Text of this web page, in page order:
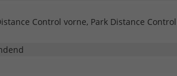
Control vorne, Park Distance